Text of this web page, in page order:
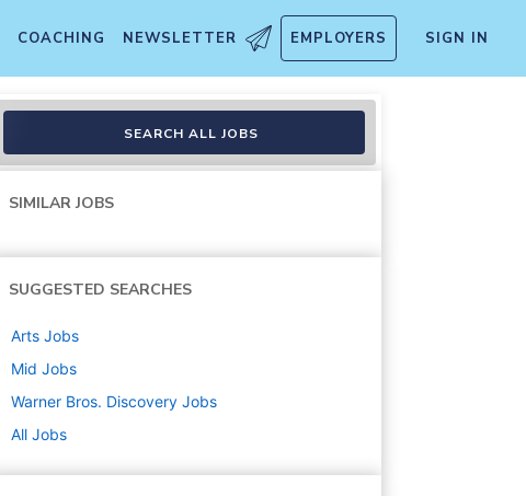
COACHING NEWSLETTER EMPLOYERS SIGN IN
SEARCH ALL JOBS
SIMILAR JOBS
SUGGESTED SEARCHES
Arts Jobs
Mid Jobs
Warner Bros. Discovery Jobs
All Jobs